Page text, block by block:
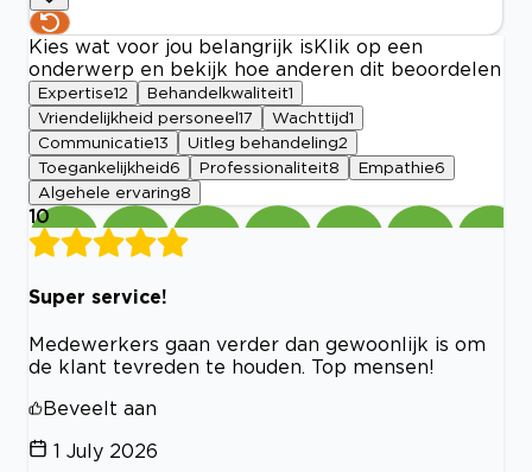
Kies wat voor jou belangrijk is Klik op een
onderwerp en bekijk hoe anderen dit beoordelen
Expertise12 Behandelkwaliteit1
Vriendelijkheid personeel 17 Wachttijd1
Communicatie13 Uitleg behandeling2
Toegankelijkheid 6 Professionaliteit8 Empathie6
Algehele ervaring8
10
Super service!
Medewerkers gaan verder dan gewoonlijk is om
de klant tevreden te houden. Top mensen!
Beveelt aan
1 July 2026